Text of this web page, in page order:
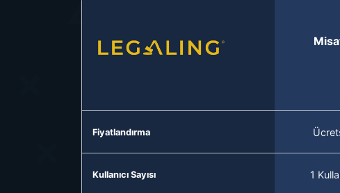
Fiyatlandırma
Kullanıcı Sayısı 1